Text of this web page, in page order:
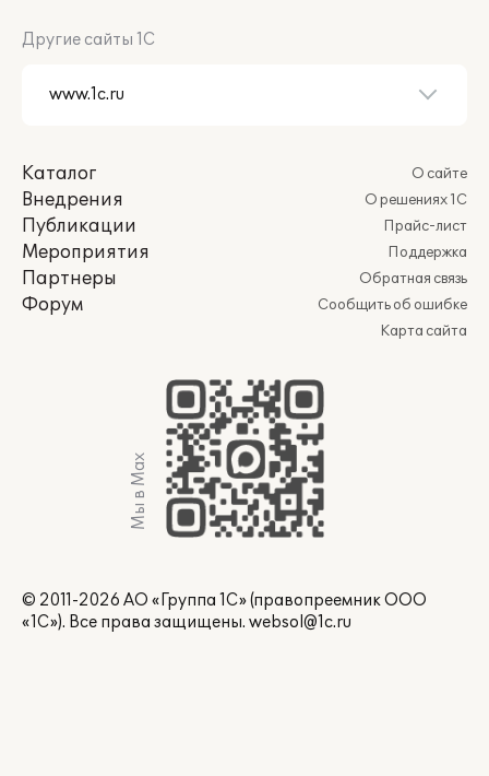
Другие сайты 1С
Каталог
Внедрения
Публикации
Мероприятия
Партнеры
Форум
О сайте
О решениях 1С
Прайс-лист
Поддержка
Обратная связь
Сообщить об ошибке
Карта сайта
Мы в Max
© 2011-2026 АО «Группа 1С» (правопреемник ООО
«1С»). Все права защищены. websol@1c.ru